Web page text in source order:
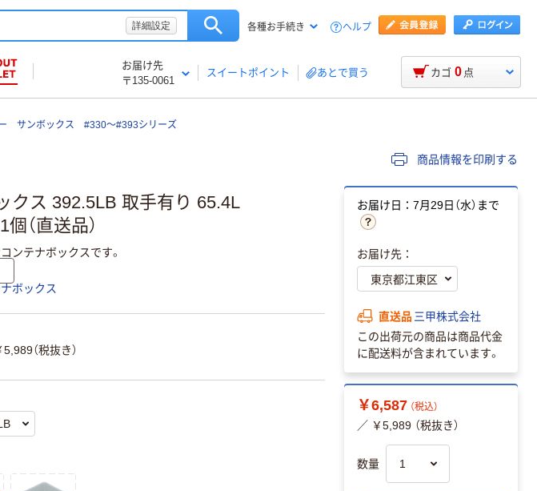
詳細設定 各種お手続き ヘルプ
お届け先
〒135-0061
スイートポイント あとで買う カゴ 0 点
サンボックス #330～#393シリーズ
商品情報を印刷する
クス 392.5LB 取手有り 65.4L
（直送品）
ンテナボックスです。
ボックス
5,989（税抜き）
お届け日：7月29日（水）まで
お届け先：
直送品 三甲株式会社
この出荷元の商品は商品代金
に配送料が含まれています。
￥6,587 （税込）
／ ￥5,989 （税抜き）
数量